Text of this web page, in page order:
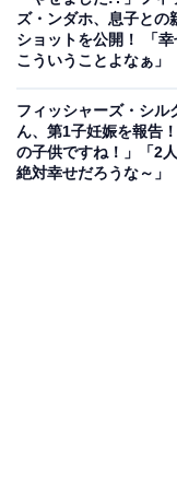
ズ・ンダホ、息子との
ショットを公開！ 「幸
こういうことよなぁ」
フィッシャーズ・シル
ん、第1子妊娠を報告
の子供ですね！」「2
絶対幸せだろうな～」